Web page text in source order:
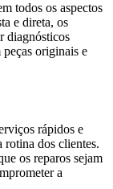
todos os aspectos
e direta, os
diagnósticos
originais e
rápidos e
dos clientes.
os reparos sejam
a